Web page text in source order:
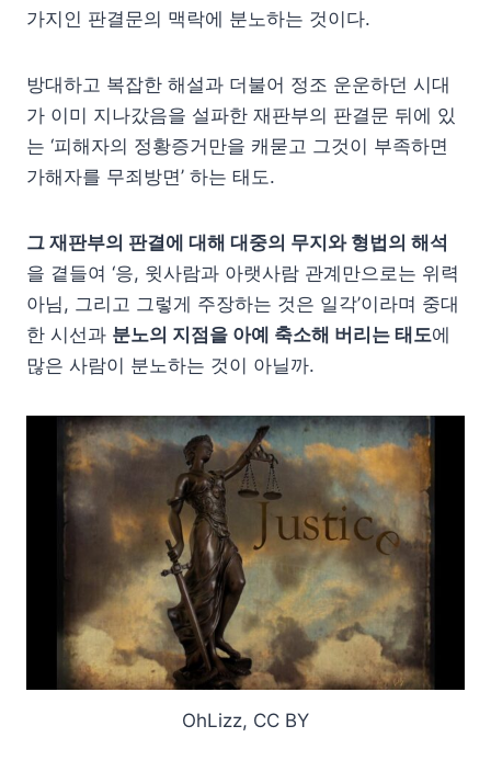
가지인 판결문의 맥락에 분노하는 것이다.
방대하고 복잡한 해설과 더불어 정조 운운하던 시대
가 이미 지나갔음을 설파한 재판부의 판결문 뒤에 있
는 ‘피해자의 정황증거만을 캐묻고 그것이 부족하면
가해자를 무죄방면’ 하는 태도.
그 재판부의 판결에 대해 대중의 무지와 형법의 해석
을 곁들여 ‘응, 윗사람과 아랫사람 관계만으로는 위력
아님, 그리고 그렇게 주장하는 것은 일각’이라며 중대
한 시선과 분노의 지점을 아예 축소해 버리는 태도에
많은 사람이 분노하는 것이 아닐까.
OhLizz, CC BY